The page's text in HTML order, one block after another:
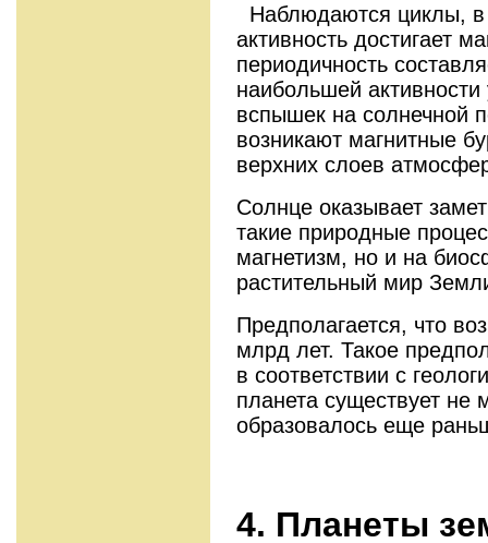
Наблюдаются циклы, в
активность достигает
периодичность
наибольшей
вспышек на солнечной
возникают магнитные
верхних слоев
Солнце оказывает
такие природные
магнетизм, но и на
растительный мир
Предполагается, что
млрд лет. Такое
в соответствии с
планета существует
образовалось еще
4. Планеты